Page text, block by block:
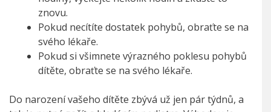
znovu.
Pokud necítíte dostatek pohybů, obraťte se na
svého lékaře.
Pokud si všimnete výrazného poklesu pohybů
dítěte, obraťte se na svého lékaře.
Do narození vašeho dítěte zbývá už jen pár týdnů, a